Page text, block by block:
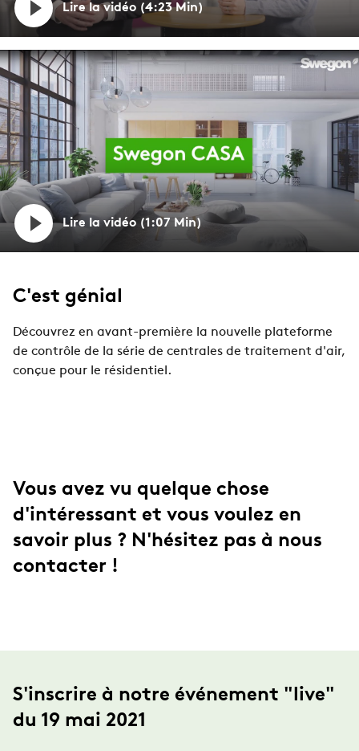
Lire la vidéo (4:23 Min)
Lire la vidéo (1:07 Min)
C'est génial
Découvrez en avant-première la nouvelle plateforme
de contrôle de la série de centrales de traitement d'air,
conçue pour le résidentiel.
Vous avez vu quelque chose
d'intéressant et vous voulez en
savoir plus ? N'hésitez pas à nous
contacter !
S'inscrire à notre événement "live"
du 19 mai 2021